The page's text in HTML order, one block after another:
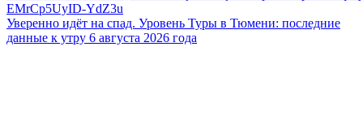
Уверенно идёт на спад. Уровень Туры в Тюмени: последние
данные к утру 6 августа 2026 года